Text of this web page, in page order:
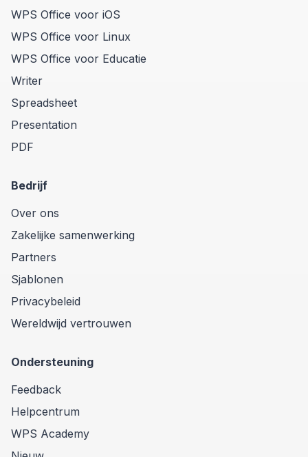
WPS Office voor iOS
WPS Office voor Linux
WPS Office voor Educatie
Writer
Spreadsheet
Presentation
PDF
Bedrijf
Over ons
Zakelijke samenwerking
Partners
Sjablonen
Privacybeleid
Wereldwijd vertrouwen
Ondersteuning
Feedback
Helpcentrum
WPS Academy